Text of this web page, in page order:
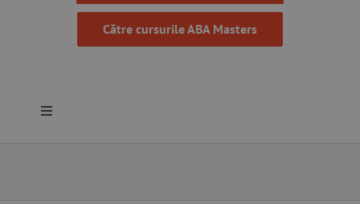
Către cursurile ABA Masters
Toggle